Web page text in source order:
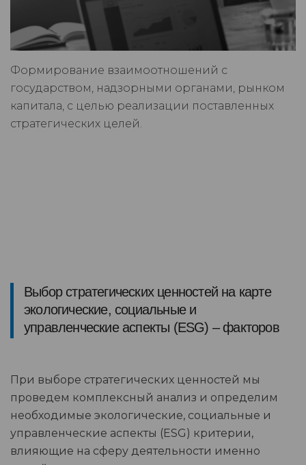
Формирование взаимоотношений с
государством, надзорными органами, рынком
капитала, с целью реализации поставленных
стратегических целей.
Выбор стратегических ценностей на карте
экологические, социальные и
управленческие аспекты (ESG) – факторов
При выборе стратегических ценностей мы
проведем комплексный анализ и определим
необходимые экологические, социальные и
управленческие аспекты (ESG) критерии,
влияющие на сферу деятельности именно